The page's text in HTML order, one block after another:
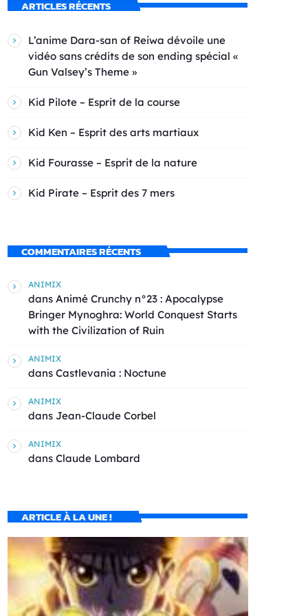
ARTICLES RÉCENTS
L’anime Dara-san of Reiwa dévoile une
vidéo sans crédits de son ending spécial «
Gun Valsey’s Theme »
Kid Pilote – Esprit de la course
Kid Ken – Esprit des arts martiaux
Kid Fourasse – Esprit de la nature
Kid Pirate – Esprit des 7 mers
COMMENTAIRES RÉCENTS
ANIMIX
dans Animé Crunchy n°23 : Apocalypse
Bringer Mynoghra: World Conquest Starts
with the Civilization of Ruin
ANIMIX
dans Castlevania : Noctune
ANIMIX
dans Jean-Claude Corbel
ANIMIX
dans Claude Lombard
ARTICLE À LA UNE !